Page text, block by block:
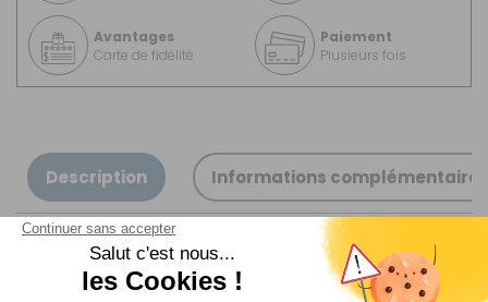
Avantages
Carte de fidélité
Paiement
Plusieurs fois
Description Informations complémentaires
Ce pack ce compose de 1x réf: 855464 + 1x réf: 855471
Réf 855464 Auvent Sirocco Air 380 X 280